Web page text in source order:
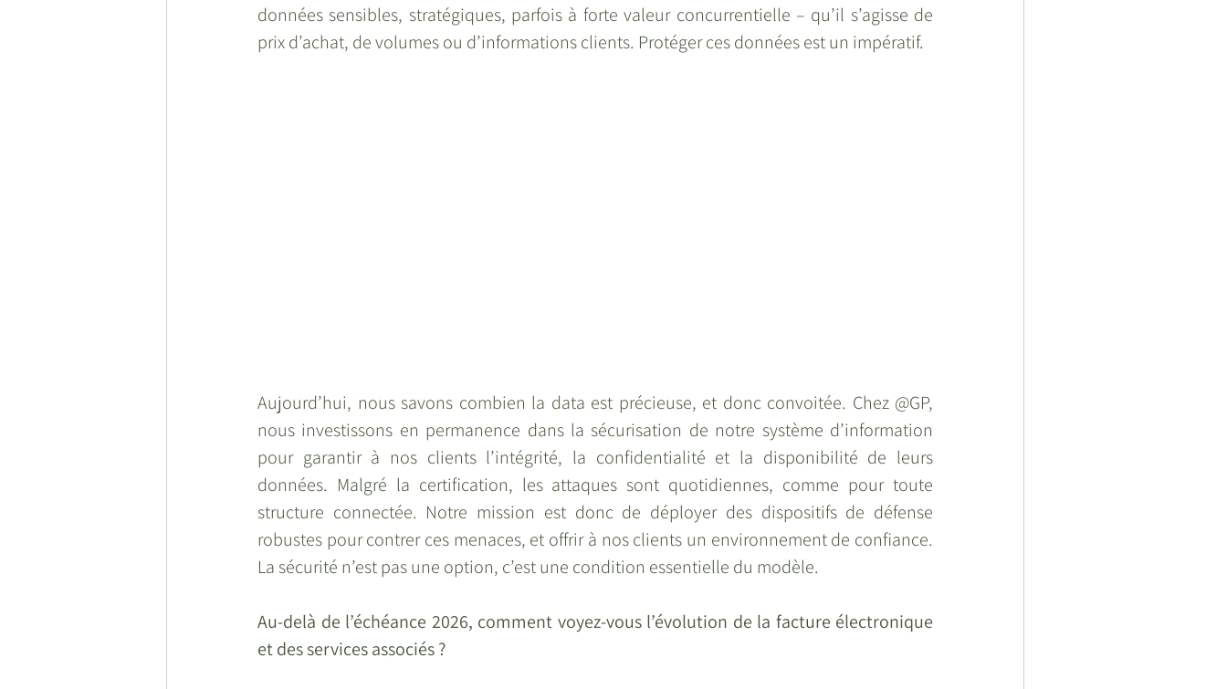
données sensibles, stratégiques, parfois à forte valeur concurrentielle – qu’il s’agisse de
prix d’achat, de volumes ou d’informations clients. Protéger ces données est un impératif.
Aujourd’hui, nous savons combien la data est précieuse, et donc convoitée. Chez @GP,
nous investissons en permanence dans la sécurisation de notre système d’information
pour garantir à nos clients l’intégrité, la confidentialité et la disponibilité de leurs
données. Malgré la certification, les attaques sont quotidiennes, comme pour toute
structure connectée. Notre mission est donc de déployer des dispositifs de défense
robustes pour contrer ces menaces, et offrir à nos clients un environnement de confiance.
La sécurité n’est pas une option, c’est une condition essentielle du modèle.
Au-delà de l’échéance 2026, comment voyez-vous l’évolution de la facture électronique
et des services associés ?